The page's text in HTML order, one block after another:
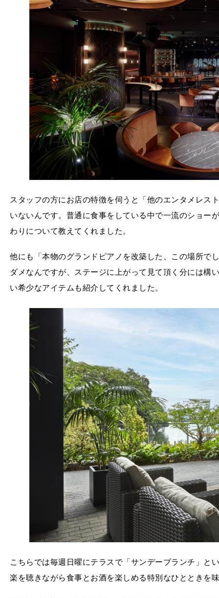
スタッフの方にお店の特徴を伺うと「他のエンタメレス
いないんです。普通に食事をしている中で一流のショー
わりについて教えてくれました。
他にも「本物のグランドピアノを改築した、この場所で
ダメなんですが、ステージに上がって見て頂く分には構
い希少なアイテムも紹介してくれました。
こちらでは毎週日曜にテラスで「サンデーブランチ」と
楽を聴きながら食事とお酒を楽しめる特別なひとときを